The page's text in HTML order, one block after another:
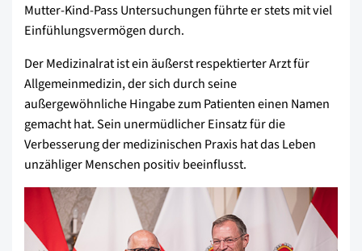
Mutter-Kind-Pass Untersuchungen führte er stets mit viel
Einfühlungsvermögen durch.
Der Medizinalrat ist ein äußerst respektierter Arzt für
Allgemeinmedizin, der sich durch seine
außergewöhnliche Hingabe zum Patienten einen Namen
gemacht hat. Sein unermüdlicher Einsatz für die
Verbesserung der medizinischen Praxis hat das Leben
unzähliger Menschen positiv beeinflusst.